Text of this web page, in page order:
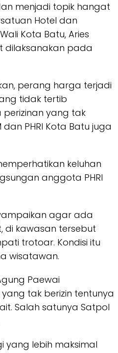
menjadi topik hangat
Hotel dan
Kota Batu, Aries
dilaksanakan pada
perang harga terjadi
tidak tertib
yang tak
dan PHRI Kota Batu juga
keluhan
anggota PHRI
agar ada
di kawasan tersebut
trotoar. Kondisi itu
wisatawan.
Paewai
tak berizin tentunya
Salah satunya Satpol
yang lebih maksimal